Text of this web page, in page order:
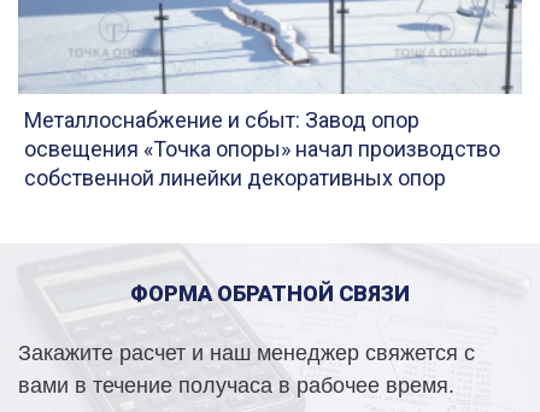
Металлоснабжение и сбыт: Завод опор
освещения «Точка опоры» начал производство
собственной линейки декоративных опор
ФОРМА ОБРАТНОЙ СВЯЗИ
Закажите расчет и наш менеджер свяжется с
вами в течение получаса в рабочее время.